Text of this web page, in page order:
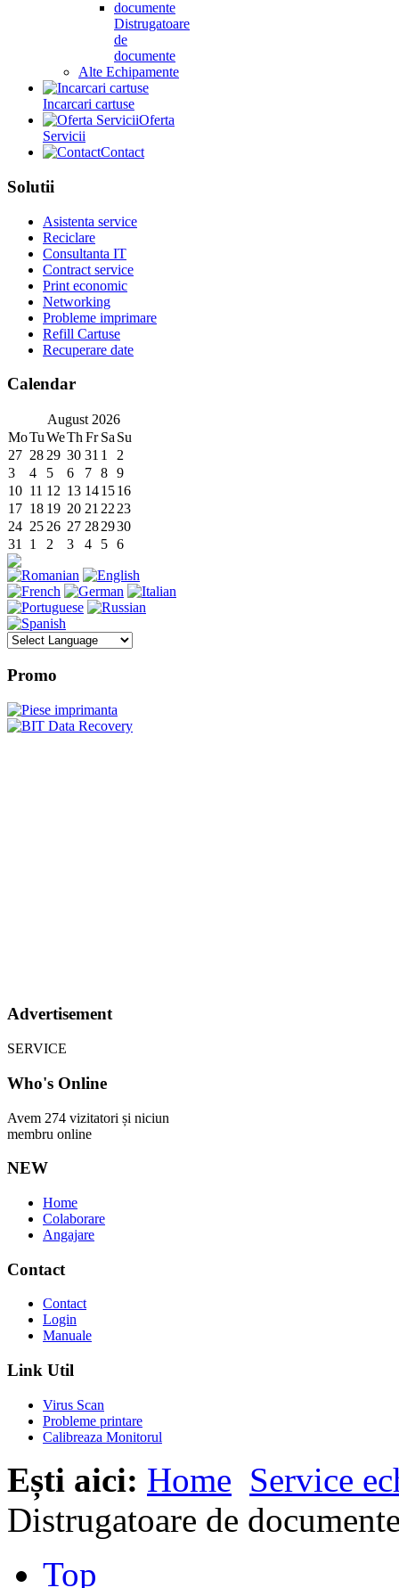
Distrugatoare
de
documente
Alte Echipamente
Incarcari cartuse
Oferta
Servicii
Contact
Solutii
Asistenta service
Reciclare
Consultanta IT
Contract service
Print economic
Networking
Probleme imprimare
Refill Cartuse
Recuperare date
Calendar
August 2026
MoTuWeTh Fr Sa Su
27 28 29 30 31 1
2
3
4 5 6 7 8 9
10 11 12 13 141516
17 18 19 20 21 22 23
24 25 26 27 282930
31
1 2 3 4 5 6
Promo
Advertisement
SERVICE
Who's Online
Avem 274 vizitatori și niciun
membru online
NEW
Home
Colaborare
Angajare
Contact
Contact
Login
Manuale
Link Util
Virus Scan
Probleme printare
Calibreaza Monitorul
Ești aici: Home Service
Distrugatoare de
Top